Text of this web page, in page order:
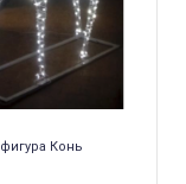
Конь